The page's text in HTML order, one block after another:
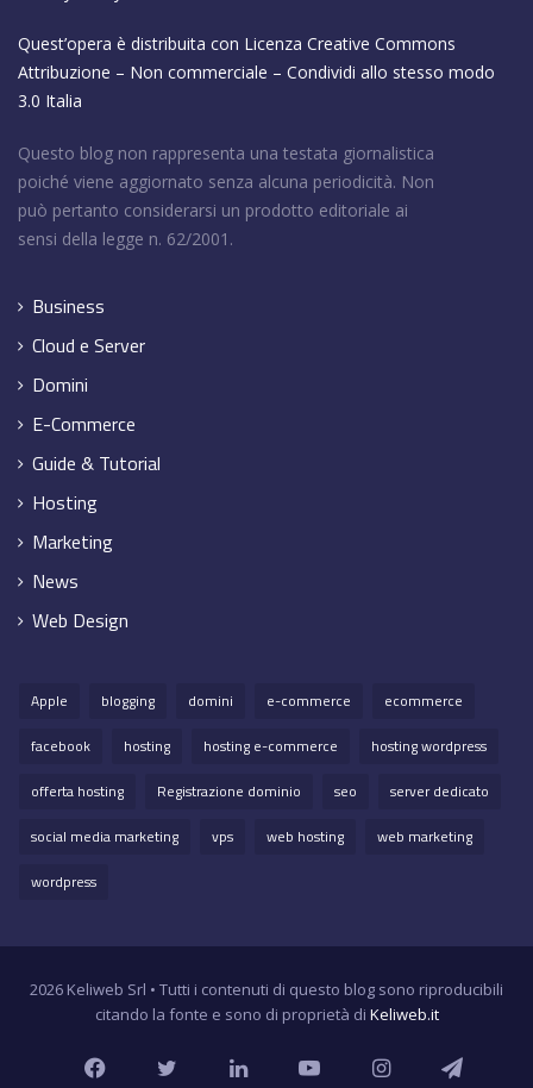
Quest’opera è distribuita con Licenza Creative Commons
Attribuzione – Non commerciale – Condividi allo stesso modo
3.0 Italia
Questo blog non rappresenta una testata giornalistica
poiché viene aggiornato senza alcuna periodicità. Non
può pertanto considerarsi un prodotto editoriale ai
sensi della legge n. 62/2001.
Business
Cloud e Server
Domini
E-Commerce
Guide & Tutorial
Hosting
Marketing
News
Web Design
Apple blogging domini e-commerce
ecommerce
facebook
hosting hosting e-commerce
hosting wordpress
offerta hosting
Registrazione dominio seo
server dedicato
social media marketing
vps web hosting
web marketing
wordpress
2026 Keliweb Srl • Tutti i contenuti di questo blog sono riproducibili
citando la fonte e sono di proprietà di Keliweb.it
FacebookTwitterLinkedInYouTubeInstagram